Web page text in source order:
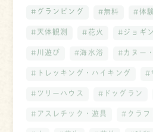
#グランピング #無料 #体
#天体観測 #花火 #ジョギ
#川遊び #海水浴 #カヌー
#トレッキング・ハイキング #
#ツリーハウス #ドッグラン
#アスレチック・遊具 #クラフ